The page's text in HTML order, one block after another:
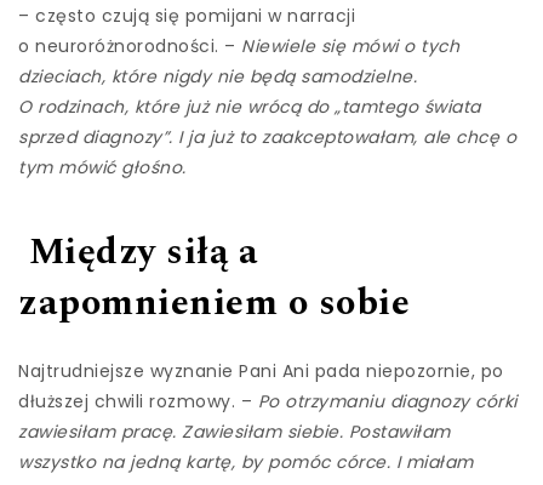
– często czują się pomijani w narracji
o neuroróżnorodności. – Niewiele się mówi o tych
dzieciach, które nigdy nie będą samodzielne.
O rodzinach, które już nie wrócą do „tamtego świata
sprzed diagnozy”. I ja już to zaakceptowałam, ale chcę o
tym mówić głośno.
Między siłą a
zapomnieniem o sobie
Najtrudniejsze wyznanie Pani Ani pada niepozornie, po
dłuższej chwili rozmowy. – Po otrzymaniu diagnozy córki
zawiesiłam pracę. Zawiesiłam siebie. Postawiłam
wszystko na jedną kartę, by pomóc córce. I miałam